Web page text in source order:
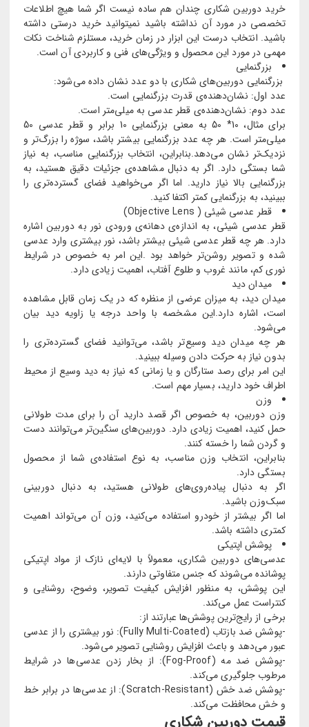
خرید دوربین شکاری چندان هم ساده نیست اگر شما هیچ اطلاعات
تخصصی در مورد آن نداشته باشید نمیتوانید خرید درستی داشته
باشید. انتخاب درست این ابزار در زمان خرید، مستلزم شناخت نکات
مهمی در مورد این محصول و ویژگی‌های فنی و کاربردی آن است.
بزرگنمایی
بزرگنمایی دوربین‌های شکاری با دو عدد نشان داده می‌شود:
عدد اول: نشان‌دهنده‌ی قدرت بزرگنمایی است.
عدد دوم: نشان‌دهنده‌ی قطر عدسی به میلی‌متر است.
برای مثال، 10* 50 به معنی بزرگنمایی 10 برابر و قطر عدسی 50
میلی‌متر است. هر چه عدد بزرگنمایی بیشتر باشد، سوژه را بزرگ‌تر و
نزدیک‌تر نشان می‌دهد.بنابراین، انتخاب بزرگنمایی مناسب، به نیاز
شما بستگی دارد. اگر به دنبال مشاهده‌ی جزئیات دقیق هستید، به
بزرگنمایی بالا نیاز دارید. اما اگر می‌خواهید فضای گسترده‌تری را
ببینید، به بزرگنمایی کمتر اکتفا کنید.
قطر عدسی شیئی ( Objective Lens)
قطر عدسی شیئی، به اندازه‌ی دهانه‌ی ورودی نور به دوربین اشاره
دارد. هر چه قطر عدسی شیئی بیشتر باشد، نور بیشتری وارد عدسی
شده و تصویر روشن‌تر خواهد بود .این امر به خصوص در شرایط
نوری کم، مانند غروب و طلوع آفتاب، اهمیت زیادی دارد.
میدان دید
میدان دید، به میزان عرضی از منظره که در یک زمان قابل مشاهده
است، اشاره دارد.این مشخصه با واحد درجه یا زاویه دید بیان
می‌شود.
هر چه میدان دید وسیع‌تر باشد، می‌توانید فضای گسترده‌تری را
بدون نیاز به حرکت دادن وسیله ببینید.
این امر برای رصد ستارگان و یا زمانی که نیاز به دید وسیع از محیط
اطراف خود دارید، بسیار مهم است.
وزن
وزن دوربین، به خصوص اگر قصد دارید آن را برای مدت طولانی
حمل کنید، اهمیت زیادی دارد. دوربین‌های سنگین‌تر می‌توانند دست
و گردن شما را خسته کنند.
بنابراین، انتخاب وزن مناسب، به نوع استفاده‌ی شما از محصول
بستگی دارد.
اگر به دنبال پیاده‌روی‌های طولانی هستید، به دنبال دوربینی
سبک‌وزن باشید.
اما اگر بیشتر از خودرو استفاده می‌کنید، وزن آن می‌تواند اهمیت
کمتری داشته باشد.
پوشش اپتیکی
عدسی‌های دوربین‌ شکاری، معمولاً با لایه‌ای نازک از مواد اپتیکی
پوشانده می‌شوند که جنس متفاوتی دارند.
این پوشش، به منظور افزایش کیفیت تصویر، وضوح، روشنایی و
کنتراست عمل می‌کند.
برخی از رایج‌ترین پوشش‌ها عبارتند از:
-پوشش ضد بازتاب (Fully Multi-Coated): نور بیشتری را از عدسی
عبور می‌دهد و باعث افزایش روشنایی تصویر می‌شود.
-پوشش ضد مه (Fog-Proof): از بخار زدن عدسی‌ها در شرایط
مرطوب جلوگیری می‌کند.
-پوشش ضد خش (Scratch-Resistant): از عدسی‌ها در برابر خط
و خش محافظت می‌کند.
قیمت دوربین شکاری